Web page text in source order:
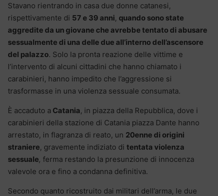
Stavano rientrando in casa due donne catanesi,
rispettivamente di 57 e 39 anni, quando sono state
aggredite da un giovane che avrebbe tentato di abusare
sessualmente di una delle due all’interno dell’ascensore
del palazzo. Solo la pronta reazione delle vittime e
l’intervento di alcuni cittadini che hanno chiamato i
carabinieri, hanno impedito che l’aggressione si
trasformasse in una violenza sessuale consumata.
È accaduto a Catania, in piazza della Repubblica, dove i
carabinieri della stazione di Catania piazza Dante hanno
arrestato, in flagranza di reato, un 20enne di origini
straniere, gravemente indiziato di tentata violenza
sessuale, ferma restando la presunzione di innocenza
valevole ora e fino a condanna definitiva.
Secondo quanto ricostruito dai militari dell’arma, le due